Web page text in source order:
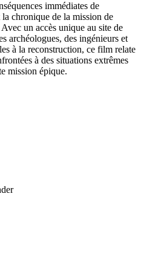
immédiates de
chronique de la mission de
un accès unique au site de
archéologues, des ingénieurs et
à la reconstruction, ce film relate
à des situations extrêmes
mission épique.